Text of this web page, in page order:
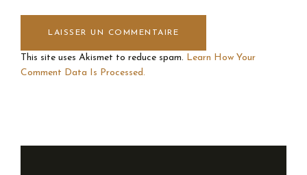
This site uses Akismet to reduce spam. Learn How Your
Comment Data Is Processed.